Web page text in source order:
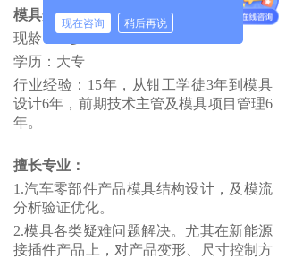
模具开发顾问 覃伟
现龄：36岁
学历：大专
行业经验：15年，从钳工学徒3年到模具
设计6年，前期技术主管及模具项目管理6
年。
擅长专业：
1.汽车零部件产品模具结构设计，及模流
分析验证优化。
2.模具各类疑难问题解决。尤其在新能源
接插件产品上，对产品变形、尺寸控制方
现在咨询 稍后再说